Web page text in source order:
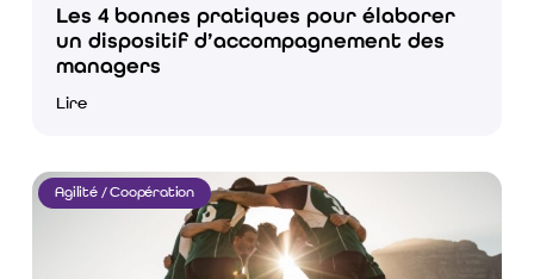
Les 4 bonnes pratiques pour élaborer
un dispositif d’accompagnement des
managers
Lire
Agilité / Coopération